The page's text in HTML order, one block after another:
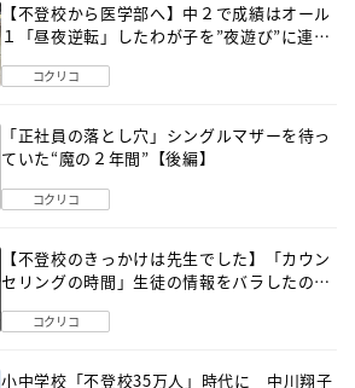
【不登校から医学部へ】中２で成績はオール
１「昼夜逆転」したわが子を”夜遊び”に連れ
コクリコ
「正社員の落とし穴」シングルマザーを待っ
ていた“魔の２年間”【後編】
コクリコ
【不登校のきっかけは先生でした】「カウン
セリングの時間」生徒の情報をバラしたの
コクリコ
小中学校「不登校35万人」時代に 中川翔子